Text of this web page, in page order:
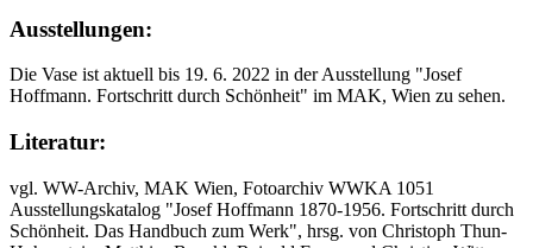
Ausstellungen:
Die Vase ist aktuell bis 19. 6. 2022 in der Ausstellung "Josef
Hoffmann. Fortschritt durch Schönheit" im MAK, Wien zu sehen.
Literatur:
vgl. WW-Archiv, MAK Wien, Fotoarchiv WWKA 1051
Ausstellungskatalog "Josef Hoffmann 1870-1956. Fortschritt durch
Schönheit. Das Handbuch zum Werk", hrsg. von Christoph Thun-